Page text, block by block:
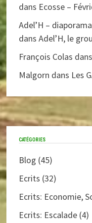
dans Ecosse –
Adel’H –
dansAdel’H, le
François Colas dans
Malgorn dans Les
CATÉGORIES
Blog (45)
Ecrits (32)
Ecrits: Economie,
Ecrits: Escalade (4)